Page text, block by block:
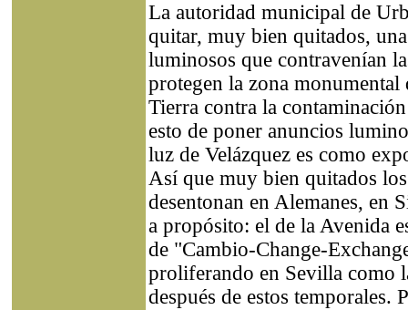
La autoridad municipal de
quitar, muy bien quitados,
luminosos que contravenían
protegen la zona
Tierra contra la
esto de poner anuncios
luz de Velázquez es como
Así que muy bien quitados
desentonan en Alemanes, en
a propósito: el de la Avenida
de "Cambio-Change-
proliferando en Sevilla como
después de estos temporales.